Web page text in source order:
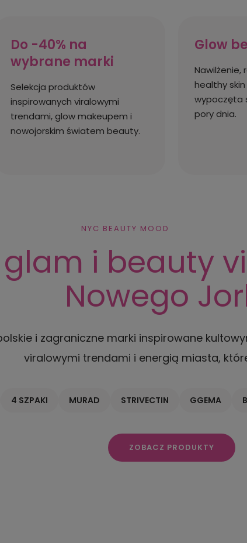
Do -40% na
wybrane marki
Selekcja produktów
inspirowanych viralowymi
trendami, glow makeupem i
nowojorskim światem beauty.
Glow
Nawilżenie,
healthy
wypoczęta
pory dnia.
NYC BEAUTY MOOD
glam i beauty
Nowego
i zagraniczne marki inspirowane
viralowymi trendami i energią miasta,
4 SZPAKI MURAD STRIVECTIN GGEMA
ZOBACZ PRODUKTY